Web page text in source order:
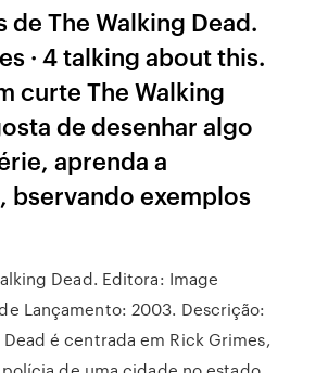
de The Walking Dead.
· 4 talking about this.
curte The Walking
de desenhar algo
aprenda a
bservando exemplos
Dead. Editora: Image
Lançamento: 2003. Descrição:
Dead é centrada em Rick Grimes,